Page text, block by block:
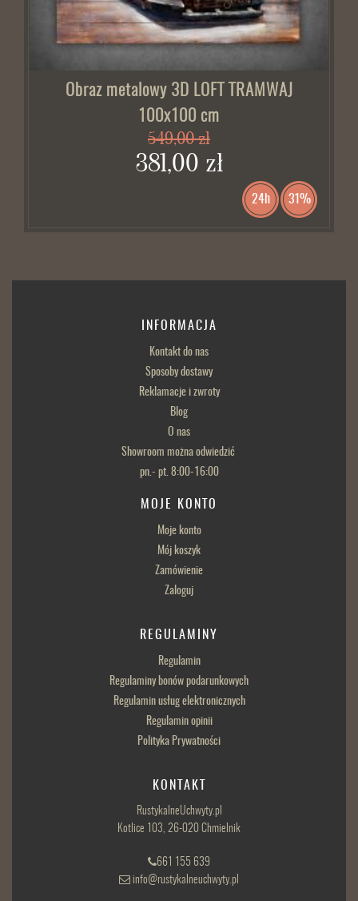
Obraz metalowy 3D LOFT TRAMWAJ
100x100 cm
549,00 zł
381,00 zł
24h 31%
INFORMACJA
Kontakt do nas
Sposoby dostawy
Reklamacje i zwroty
Blog
O nas
Showroom można odwiedzić
pn.- pt. 8:00-16:00
MOJE KONTO
Moje konto
Mój koszyk
Zamówienie
Zaloguj
REGULAMINY
Regulamin
Regulaminy bonów podarunkowych
Regulamin usług elektronicznych
Regulamin opinii
Polityka Prywatności
KONTAKT
RustykalneUchwyty.pl
Kotlice 103, 26-020 Chmielnik
661 155 639
info@rustykalneuchwyty.pl